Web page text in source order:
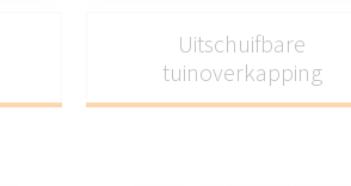
Uitschuifbare
tuinoverkapping